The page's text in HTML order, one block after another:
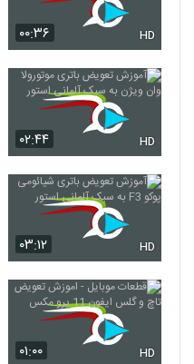
۰۰:۳۶ HD
۰۲:۴۴ HD
۰۳:۱۲ HD
۰۱:۰۰ HD